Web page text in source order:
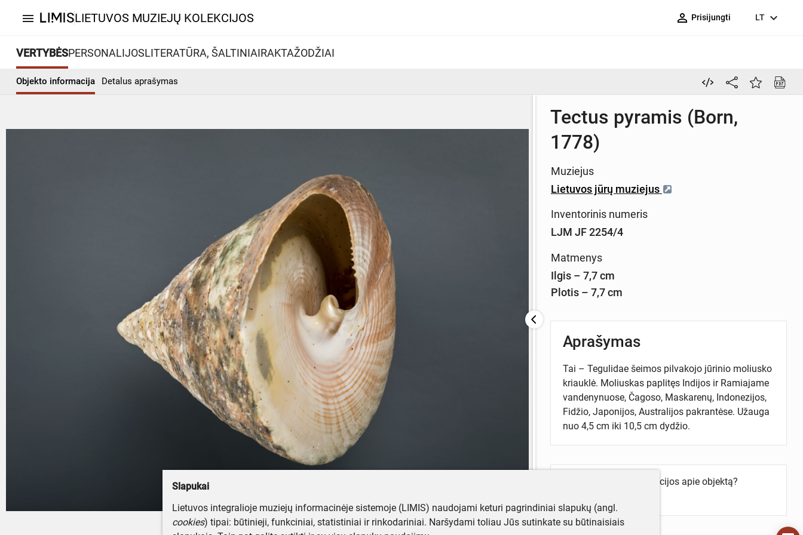
menu LIETUVOS MUZIEJŲ KOLEKCIJOS person_outline Prisijungti LT expand_more
VERTYBĖSPERSONALIJOSLITERATŪRA, ŠALTINIAIRAKTAŽODŽIAI
Objekto informacija Detalus aprašymas
Tectus pyramis (Born,
1778)
Muziejus
Lietuvos jūrų muziejus
Inventorinis numeris
LJM JF 2254/4
Matmenys
Ilgis – 7,7 cm
Plotis – 7,7 cm
Aprašymas
Tai – Tegulidae šeimos pilvakojo jūrinio moliusko
kriauklė. Moliuskas paplitęs Indijos ir Ramiajame
vandenynuose, Čagoso, Maskarenų, Indonezijos,
Fidžio, Japonijos, Australijos pakrantėse. Užauga
nuo 4,5 cm iki 10,5 cm dydžio.
Turite daugiau informacijos apie objektą?
Slapukai
Lietuvos integralioje muziejų informacinėje sistemoje (LIMIS) naudojami keturi pagrindiniai slapukų (angl.
cookies) tipai: būtinieji, funkciniai, statistiniai ir rinkodariniai. Naršydami toliau Jūs sutinkate su būtinaisiais